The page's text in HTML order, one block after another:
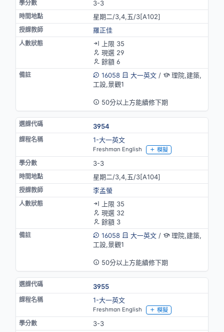
3-3
星期二/3,4,五/3[A102]
羅正佳
上限 35
現選 29
餘額 6
16058
大一英文/
理院,建築,
工設,景觀1
50分以上方能續修下期
3954
1-大一英文
Freshman English 模擬
3-3
星期二/3,4,五/3[A104]
李孟螢
上限 35
現選 32
餘額 3
16058
大一英文/
理院,建築,
工設,景觀1
50分以上方能續修下期
3955
1-大一英文
Freshman English 模擬
3-3